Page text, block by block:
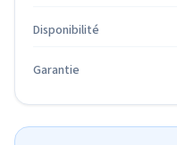
Disponibilité
Garantie